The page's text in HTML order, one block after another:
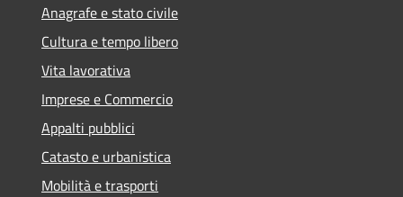
Anagrafe e stato civile
Cultura e tempo libero
Vita lavorativa
Imprese e Commercio
Appalti pubblici
Catasto e urbanistica
Mobilità e trasporti